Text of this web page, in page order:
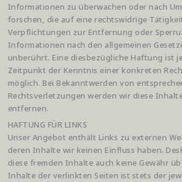
Informationen zu überwachen oder nach
forschen, die auf eine rechtswidrige
Verpflichtungen zur Entfernung oder
Informationen nach den allgemeinen
unberührt. Eine diesbezügliche Haftung ist
Zeitpunkt der Kenntnis einer konkreten
möglich. Bei Bekanntwerden von
Rechtsverletzungen werden wir diese
entfernen.
HAFTUNG FÜR LINKS
Unser Angebot enthält Links zu externen
deren Inhalte wir keinen Einfluss haben.
diese fremden Inhalte auch keine Gewähr
Inhalte der verlinkten Seiten ist stets der